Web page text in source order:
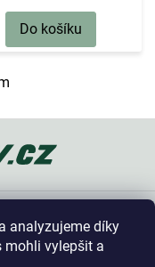
analyzujeme díky
mohli vylepšit a
Do košíku